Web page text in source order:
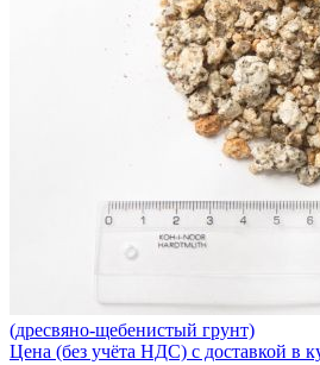
(дресвяно-щебенистый грунт)
Цена (без учёта НДС) с доставкой в